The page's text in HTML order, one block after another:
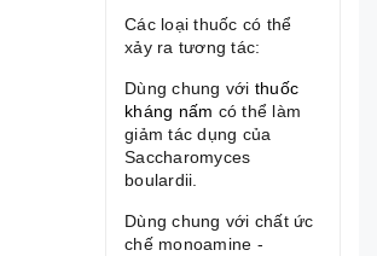
Các loại thuốc có thể
xảy ra tương tác:
Dùng chung với thuốc
kháng nấm có thể làm
giảm tác dụng của
Saccharomyces
boulardii.
Dùng chung với chất ức
chế monoamine -